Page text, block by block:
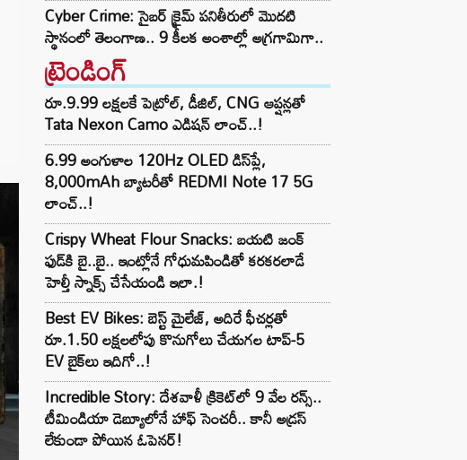
Cyber Crime: సైబర్ క్రైమ్ పనితీరులో మొదటి
స్థానంలో తెలంగాణ.. 9 కీలక అంశాల్లో అగ్రగామిగా..
ట్రెండింగ్‌
రూ.9.99 లక్షలకే పెట్రోల్, డీజిల్, CNG ఆప్షన్లతో
Tata Nexon Camo ఎడిషన్ లాంచ్..!
6.99 అంగుళాల 120Hz OLED డిస్‌ప్లే,
8,000mAh బ్యాటరీతో REDMI Note 17 5G
లాంచ్..!
Crispy Wheat Flour Snacks: బయటి జంక్
ఫుడ్‌కి బై..బై.. ఇంట్లోనే గోధుమపిండితో కరకరలాడే
హెల్తీ స్నాక్స్ చేసేయండి ఇలా.!
Best EV Bikes: బెస్ట్ మైలేజ్, అదిరే ఫీచర్లతో
రూ.1.50 లక్షలలోపు కొనుగోలు చేయగల టాప్-5
EV బైక్‌లు ఇదిగో..!
Incredible Story: దేశవాళీ క్రికెట్‌లో 9 వేల రన్స్..
టీమిండియా డెబ్యూలోనే హాఫ్ సెంచరీ.. కానీ అడ్రస్
లేకుండా పోయిన ఓపెనర్!